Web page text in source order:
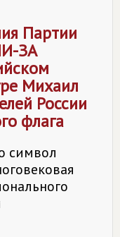
Партии
ЗА
Михаил
России
флага
символ